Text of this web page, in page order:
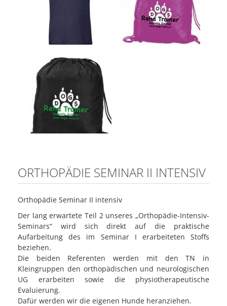
ORTHOPÄDIE SEMINAR II INTENSIV
Orthopädie Seminar II intensiv
Der lang erwartete Teil 2 unseres „Orthopädie-Intensiv-
Seminars“ wird sich direkt auf die praktische
Aufarbeitung des im Seminar I erarbeiteten Stoffs
beziehen.
Die beiden Referenten werden mit den TN in
Kleingruppen den orthopädischen und neurologischen
UG erarbeiten sowie die physiotherapeutische
Evaluierung.
Dafür werden wir die eigenen Hunde heranziehen.